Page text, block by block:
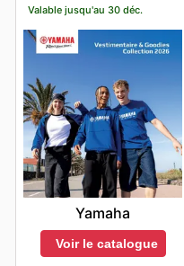
Valable jusqu'au 30 déc.
Yamaha
Voir le catalogue